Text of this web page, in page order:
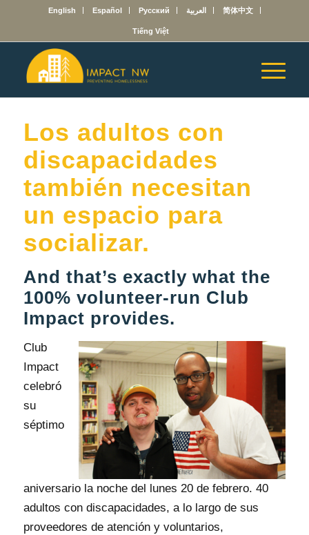
English Español Русский العربية 简体中文
Tiếng Việt
Los adultos con
discapacidades
también necesitan
un espacio para
socializar.
And that’s exactly what the
100% volunteer-run Club
Impact provides.
Club
Impact
celebró
su
séptimo
aniversario la noche del lunes 20 de febrero. 40
adultos con discapacidades, a lo largo de sus
proveedores de atención y voluntarios,